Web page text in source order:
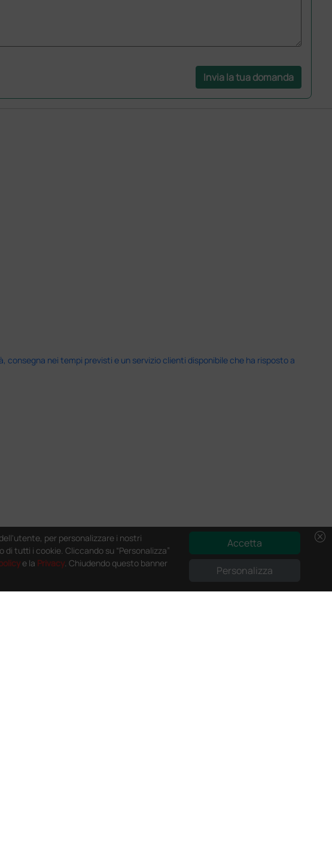
Invia la tua domanda
nei tempi previsti e un servizio clienti disponibile che ha risposto a
cancel
per personalizzare i nostri
tutti i cookie. Cliccando su “Personalizza”
e la Privacy. Chiudendo questo banner
Accetta
Personalizza